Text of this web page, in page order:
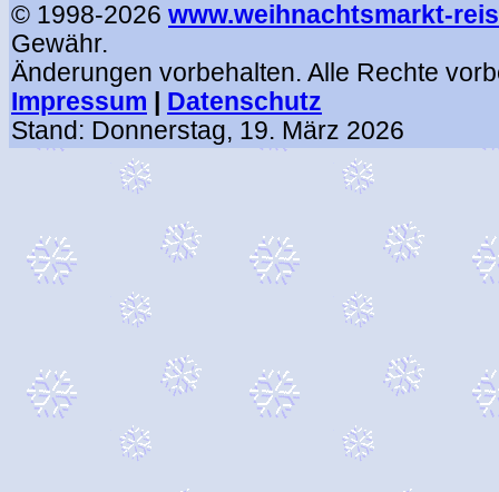
© 1998-2026 www.weihnachtsmarkt-
Gewähr.
Änderungen vorbehalten. Alle Rechte
Impressum
Datenschutz
Stand: Donnerstag, 19. März 2026